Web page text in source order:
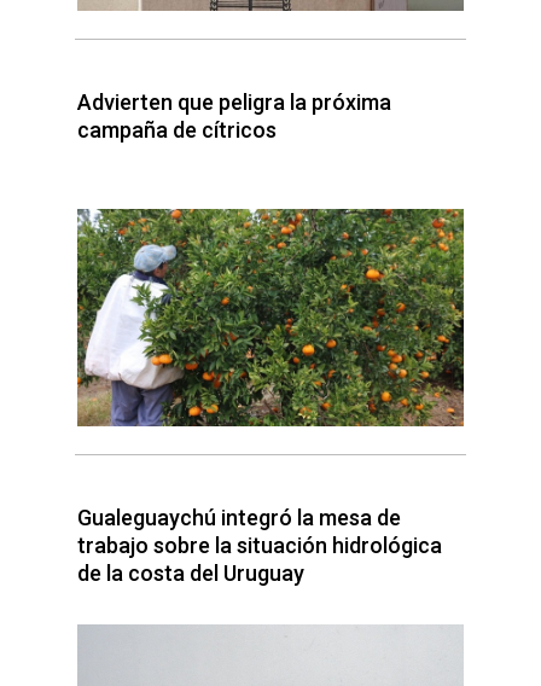
Advierten que peligra la próxima
campaña de cítricos
Gualeguaychú integró la mesa de
trabajo sobre la situación hidrológica
de la costa del Uruguay